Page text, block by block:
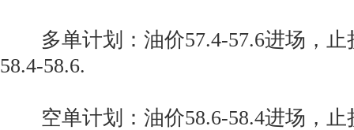
多单计划：油价57.4-57.6进场，止
58.4-58.6.
空单计划：油价58.6-58.4进场，止